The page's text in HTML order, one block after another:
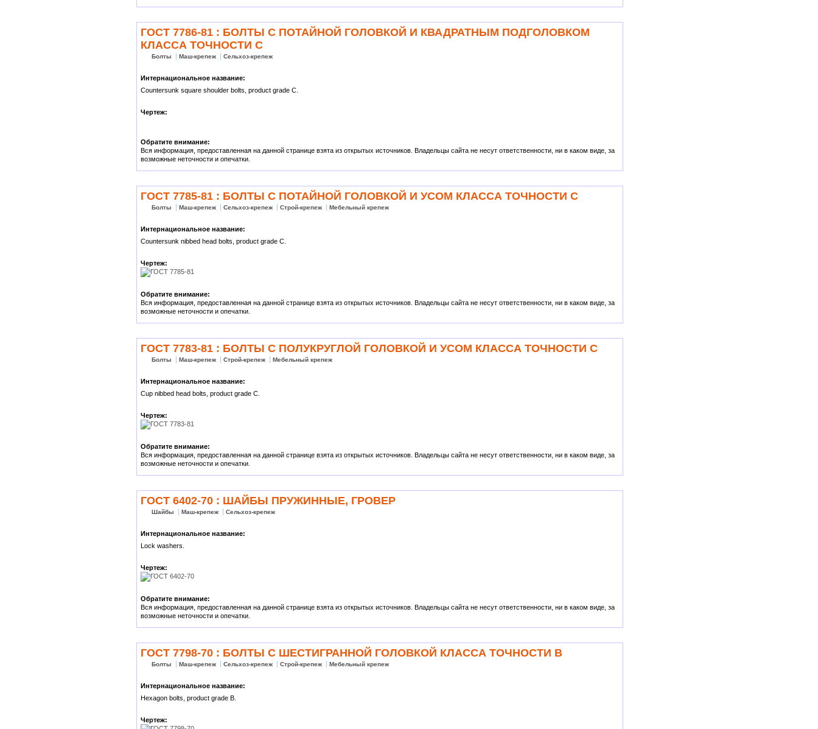
ГОСТ 7786-81 : БОЛТЫ С ПОТАЙНОЙ ГОЛОВКОЙ И КВАДРАТНЫМ ПОДГОЛОВКОМ
КЛАССА ТОЧНОСТИ С
Болты Маш-крепеж Сельхоз-крепеж
Интернациональное название:
Countersunk square shoulder bolts, product grade C.
Чертеж:
Обратите внимание:
Вся информация, предоставленная на данной странице взята из открытых источников. Владельцы сайта не несут ответственности, ни в каком виде, за
возможные неточности и опечатки.
ГОСТ 7785-81 : БОЛТЫ С ПОТАЙНОЙ ГОЛОВКОЙ И УСОМ КЛАССА ТОЧНОСТИ С
Болты Маш-крепеж Сельхоз-крепеж Строй-крепеж Мебельный крепеж
Интернациональное название:
Countersunk nibbed head bolts, product grade С.
Чертеж:
Обратите внимание:
Вся информация, предоставленная на данной странице взята из открытых источников. Владельцы сайта не несут ответственности, ни в каком виде, за
возможные неточности и опечатки.
ГОСТ 7783-81 : БОЛТЫ С ПОЛУКРУГЛОЙ ГОЛОВКОЙ И УСОМ КЛАССА ТОЧНОСТИ С
Болты Маш-крепеж Строй-крепеж Мебельный крепеж
Интернациональное название:
Cup nibbed head bolts, product grade C.
Чертеж:
Обратите внимание:
Вся информация, предоставленная на данной странице взята из открытых источников. Владельцы сайта не несут ответственности, ни в каком виде, за
возможные неточности и опечатки.
ГОСТ 6402-70 : ШАЙБЫ ПРУЖИННЫЕ, ГРОВЕР
Шайбы Маш-крепеж Сельхоз-крепеж
Интернациональное название:
Lock washers.
Чертеж:
Обратите внимание:
Вся информация, предоставленная на данной странице взята из открытых источников. Владельцы сайта не несут ответственности, ни в каком виде, за
возможные неточности и опечатки.
ГОСТ 7798-70 : БОЛТЫ С ШЕСТИГРАННОЙ ГОЛОВКОЙ КЛАССА ТОЧНОСТИ В
Болты Маш-крепеж Сельхоз-крепеж Строй-крепеж Мебельный крепеж
Интернациональное название:
Hexagon bolts, product grade B.
Чертеж: